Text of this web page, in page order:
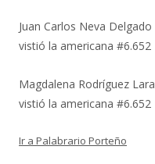
Juan Carlos Neva Delgado
vistió la americana #6.652
Magdalena Rodríguez Lara
vistió la americana #6.652
Ir a Palabrario Porteño